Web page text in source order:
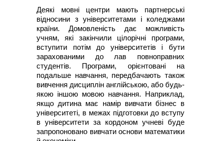
Деякі мовні центри мають партнерські
відносини з університетами і коледжами
країни. Домовленість дає можливість
учням, які закінчили цілорічні програми,
вступити потім до університетів і бути
зарахованими до лав повноправних
студентів. Програми, орієнтовані на
подальше навчання, передбачають також
вивчення дисциплін англійською, або будь-
якою іншою мовою навчання. Наприклад,
якщо дитина має намір вивчати бізнес в
університеті, в межах підготовки до вступу
в університети за кордоном учневі буде
запропоновано вивчати основи математики